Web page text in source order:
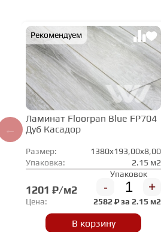
Рекомендуем
Ламинат Floorpan Blue FP704
Дуб Касадор
Размер:
1380x193,00x8,00
Упаковка:
2.15 м2
1201 ₽/м2
Упаковок
- +
Цена: 2582₽ за 2.15 м2
В корзину